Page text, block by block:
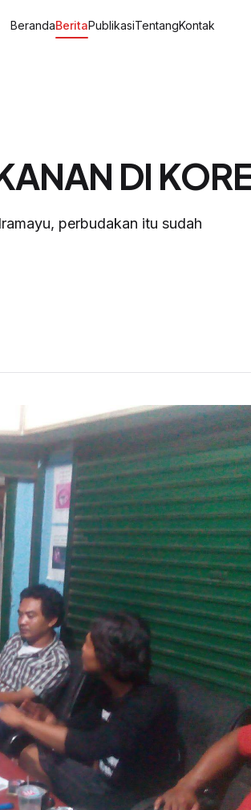
BerandaBeritaPublikasiTentangKontak
DI
perbudakan itu sudah